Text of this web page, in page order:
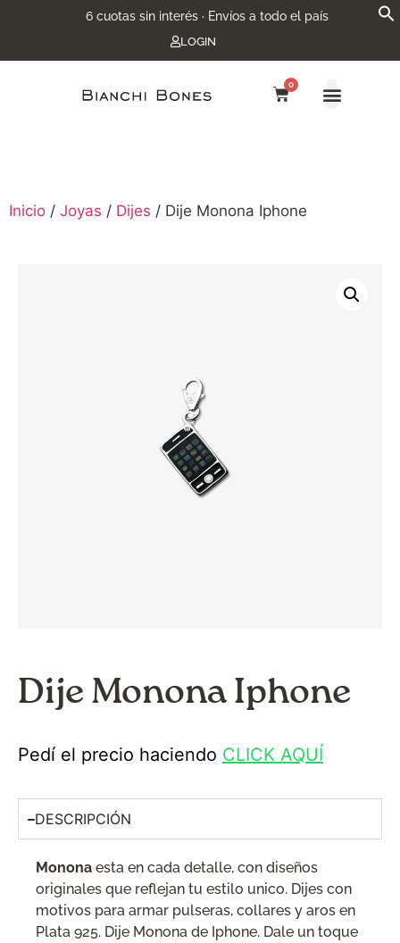
6 cuotas sin interés · Envíos a todo el país
LOGIN
0
Inicio / Joyas / Dijes / Dije Monona Iphone
Dije Monona Iphone
Pedí el precio haciendo CLICK AQUÍ
DESCRIPCIÓN
Monona esta en cada detalle, con diseños
originales que reflejan tu estilo unico. Dijes con
motivos para armar pulseras, collares y aros en
Plata 925. Dije Monona de Iphone. Dale un toque